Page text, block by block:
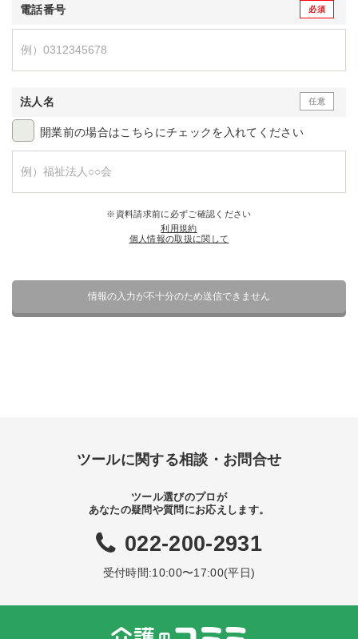
電話番号
法人名
開業前の場合はこちらにチェックを入れてください
※資料請求前に必ずご確認ください
利用規約
個人情報の取扱に関して
ツールに関する相談・お問合せ
ツール選びのプロが
あなたの疑問や質問にお応えします。
022-200-2931
受付時間:10:00〜17:00(平日)